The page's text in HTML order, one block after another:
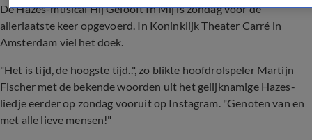
De Hazes-musical Hij Gelooft In Mij is zondag voor de
allerlaatste keer opgevoerd. In Koninklijk Theater Carré in
Amsterdam viel het doek.
"Het is tijd, de hoogste tijd..", zo blikte hoofdrolspeler Martijn
Fischer met de bekende woorden uit het gelijknamige Hazes-
liedje eerder op zondag vooruit op Instagram. "Genoten van en
met alle lieve mensen!"